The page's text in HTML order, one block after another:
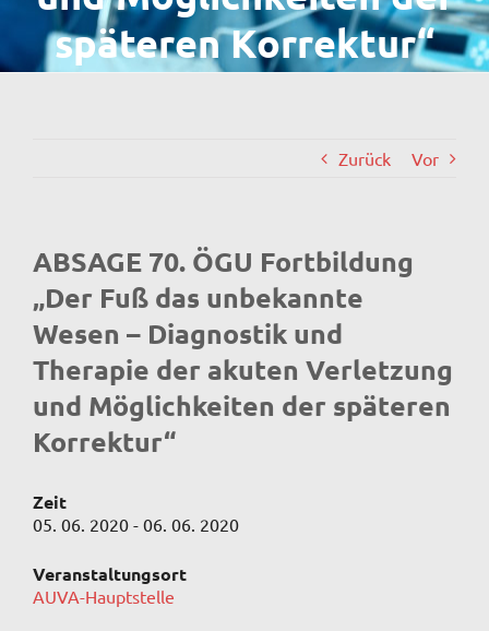
späteren Korrektur“
Zurück Vor
ABSAGE 70. ÖGU Fortbildung
„Der Fuß das unbekannte
Wesen – Diagnostik und
Therapie der akuten Verletzung
und Möglichkeiten der späteren
Korrektur“
Zeit
05. 06. 2020 - 06. 06. 2020
Veranstaltungsort
AUVA-Hauptstelle